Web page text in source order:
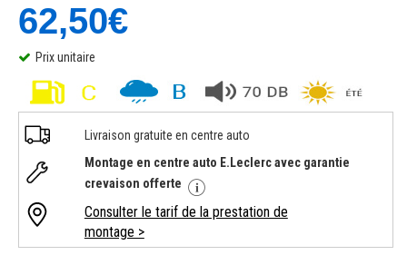
62,50€
Prix unitaire
Livraison gratuite en centre auto
Montage en centre auto E.Leclerc avec garantie
crevaison offerte
Consulter le tarif de la prestation de
montage >